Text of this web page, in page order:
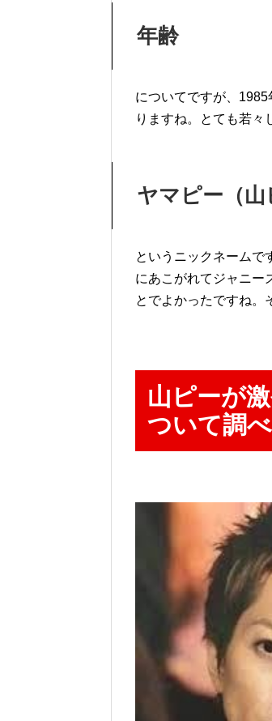
年齢
についてですが、
りますね。とても若々
ヤマピー（山
というニックネームで
にあこがれてジャニー
とでよかったですね。
山ピーが
ついて調べ